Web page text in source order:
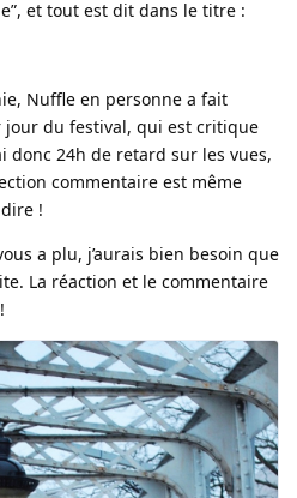
et tout est dit dans le titre :
Nuffle en personne a fait
du festival, qui est critique
donc 24h de retard sur les vues,
commentaire est même
!
a plu, j’aurais bien besoin que
La réaction et le commentaire